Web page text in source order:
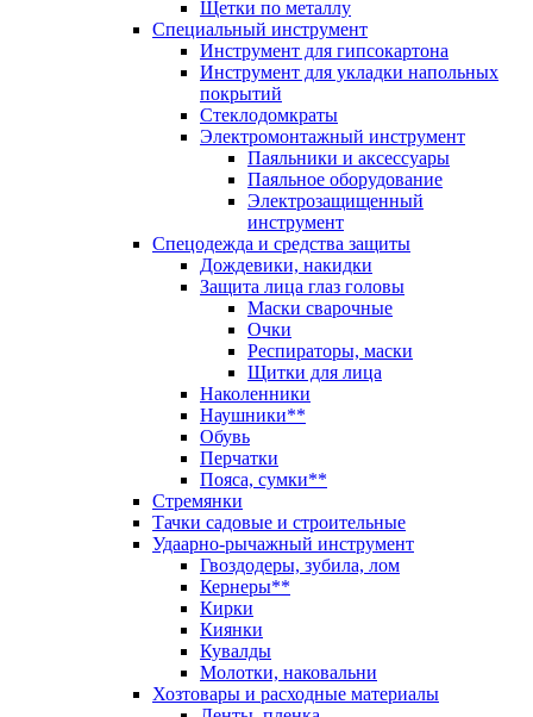
Щетки по металлу
Специальный инструмент
Инструмент для гипсокартона
Инструмент для укладки напольных
покрытий
Стеклодомкраты
Электромонтажный инструмент
Паяльники и аксессуары
Паяльное оборудование
Электрозащищенный
инструмент
Спецодежда и средства защиты
Дождевики, накидки
Защита лица глаз головы
Маски сварочные
Очки
Респираторы, маски
Щитки для лица
Наколенники
Наушники**
Обувь
Перчатки
Пояса, сумки**
Стремянки
Тачки садовые и строительные
Удаарно-рычажный инструмент
Гвоздодеры, зубила, лом
Кернеры**
Кирки
Киянки
Кувалды
Молотки, наковальни
Хозтовары и расходные материалы